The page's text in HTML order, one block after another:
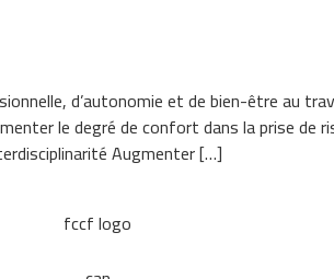
d’autonomie et de bien-être au
le degré de confort dans la prise
Augmenter […]